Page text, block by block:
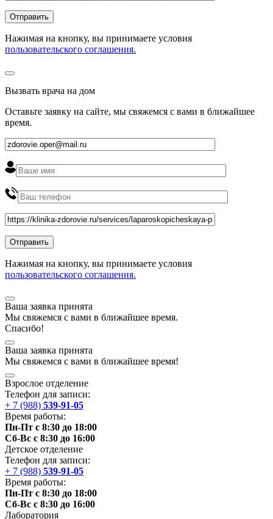
Нажимая на кнопку, вы принимаете условия
пользовательского соглашения.
Вызвать врача на дом
Оставьте заявку на сайте, мы свяжемся с вами в ближайшее
время.
Нажимая на кнопку, вы принимаете условия
пользовательского соглашения.
Ваша заявка принята
Мы свяжемся с вами в ближайшее время.
Спасибо!
Ваша заявка принята
Мы свяжемся с вами в ближайшее время!
Взрослое отделение
Телефон для записи:
+ 7 (988) 539-91-05
Время работы:
Пн-Пт с 8:30 до 18:00
Сб-Вс с 8:30 до 16:00
Детское отделение
Телефон для записи:
+ 7 (988) 539-91-05
Время работы:
Пн-Пт с 8:30 до 18:00
Сб-Вс с 8:30 до 16:00
Лаборатория